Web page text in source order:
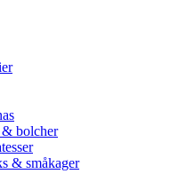
bolcher
& småkager